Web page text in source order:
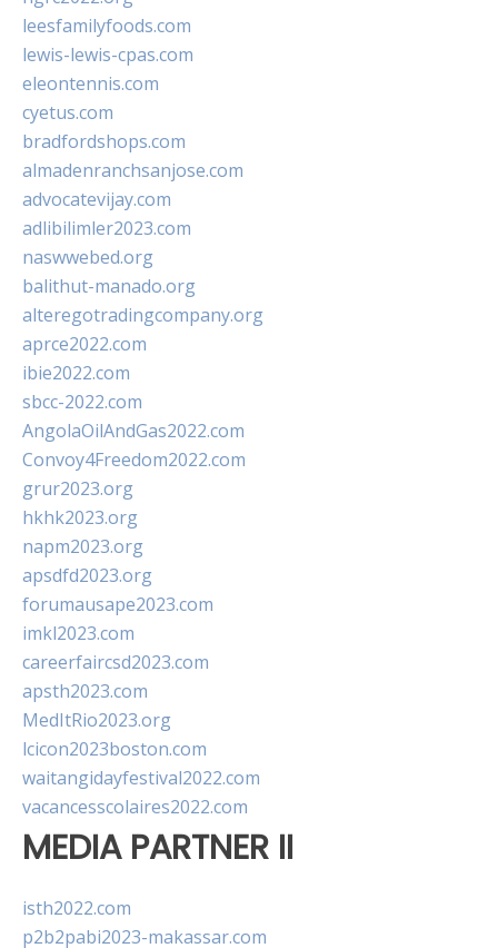
leesfamilyfoods.com
lewis-lewis-cpas.com
eleontennis.com
cyetus.com
bradfordshops.com
almadenranchsanjose.com
advocatevijay.com
adlibilimler2023.com
naswwebed.org
balithut-manado.org
alteregotradingcompany.org
aprce2022.com
ibie2022.com
sbcc-2022.com
AngolaOilAndGas2022.com
Convoy4Freedom2022.com
grur2023.org
hkhk2023.org
napm2023.org
apsdfd2023.org
forumausape2023.com
imkl2023.com
careerfaircsd2023.com
apsth2023.com
MedItRio2023.org
lcicon2023boston.com
waitangidayfestival2022.com
vacancesscolaires2022.com
MEDIA PARTNER II
isth2022.com
p2b2pabi2023-makassar.com